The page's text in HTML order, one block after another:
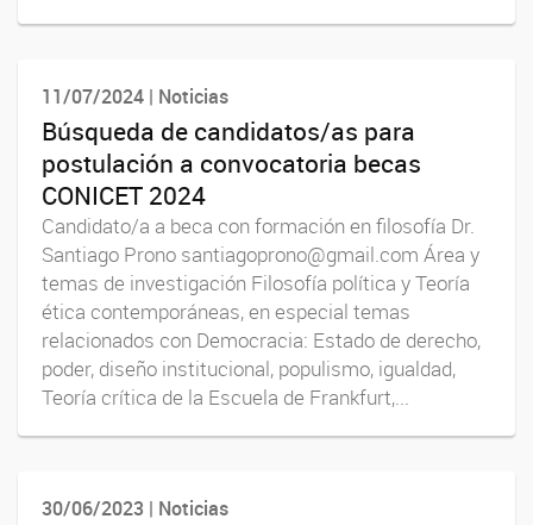
11/07/2024 | Noticias
Búsqueda de candidatos/as para
postulación a convocatoria becas
CONICET 2024
Candidato/a a beca con formación en filosofía Dr.
Santiago Prono santiagoprono@gmail.com Área y
temas de investigación Filosofía política y Teoría
ética contemporáneas, en especial temas
relacionados con Democracia: Estado de derecho,
poder, diseño institucional, populismo, igualdad,
Teoría crítica de la Escuela de Frankfurt,...
30/06/2023 | Noticias